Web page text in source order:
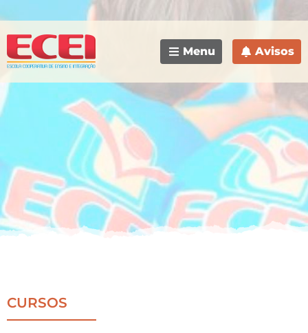
Menu Avisos
CURSOS